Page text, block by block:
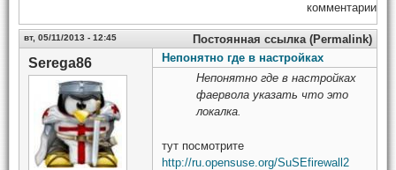
комментарии
вт, 05/11/2013 - 12:45 Постоянная ссылка (Permalink)
Serega86
Непонятно где в настройках
Непонятно где в настройках
фаервола указать что это
локалка.
тут посмотрите
http://ru.opensuse.org/SuSEfirewall2